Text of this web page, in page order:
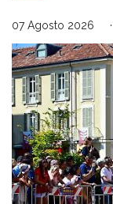
07 Agosto 2026